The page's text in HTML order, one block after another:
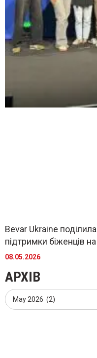
Bevar Ukraine
підтримки біженців
08.05.2026
АРХІВ